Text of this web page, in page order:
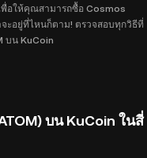
พื่อให้คุณสามารถซื้อ Cosmos
ะอยู่ที่ไหนก็ตาม! ตรวจสอบทุกวิธีที่
บน KuCoin
บน KuCoin ในสี่